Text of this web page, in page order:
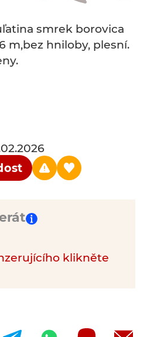
smrek borovica
m,bez hniloby, plesní.
klikněte